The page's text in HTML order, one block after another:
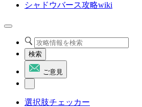
シャドウバース攻略wiki
検索
ご意見
選択肢チェッカー